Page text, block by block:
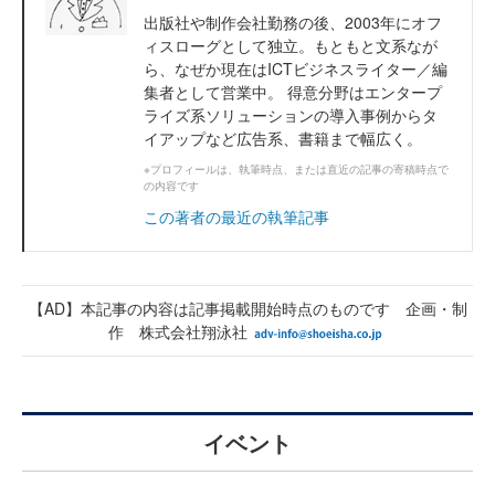
出版社や制作会社勤務の後、2003年にオフ
ィスローグとして独立。もともと文系なが
ら、なぜか現在はICTビジネスライター／編
集者として営業中。 得意分野はエンタープ
ライズ系ソリューションの導入事例からタ
イアップなど広告系、書籍まで幅広く。
※プロフィールは、執筆時点、または直近の記事の寄稿時点で
の内容です
この著者の最近の執筆記事
【AD】本記事の内容は記事掲載開始時点のものです 企画・制
作 株式会社翔泳社
イベント